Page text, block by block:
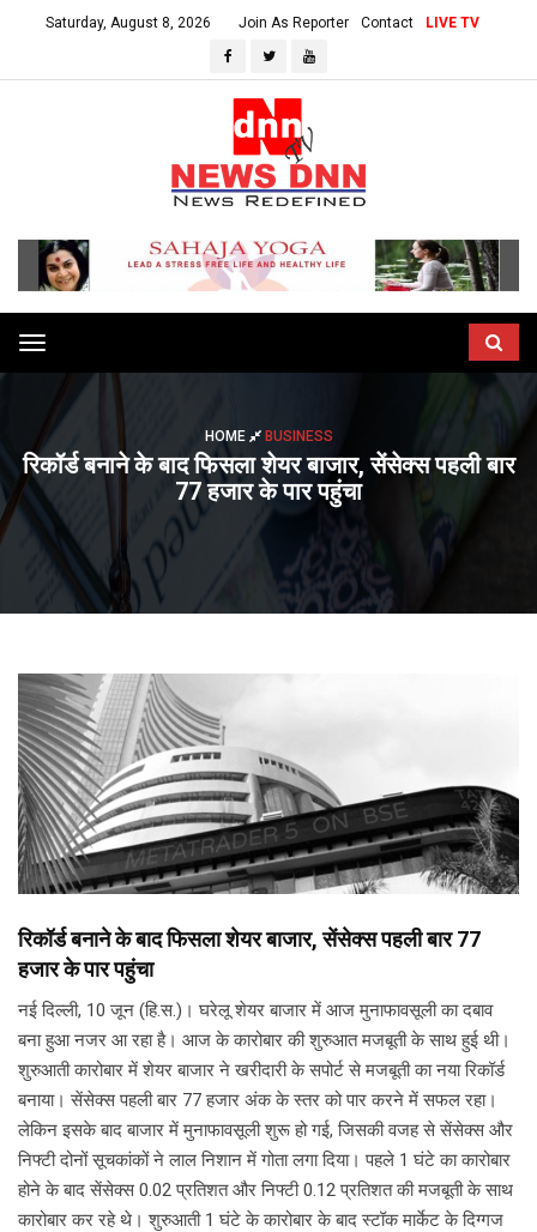
Saturday, August 8, 2026 Join As Reporter Contact LIVE TV
Toggle
navigation
HOME BUSINESS
रिकॉर्ड बनाने के बाद फिसला शेयर बाजार, सेंसेक्स पहली बार
77 हजार के पार पहुंचा
रिकॉर्ड बनाने के बाद फिसला शेयर बाजार, सेंसेक्स पहली बार 77
हजार के पार पहुंचा
नई दिल्ली, 10 जून (हि.स.)। घरेलू शेयर बाजार में आज मुनाफावसूली का दबाव
बना हुआ नजर आ रहा है। आज के कारोबार की शुरुआत मजबूती के साथ हुई थी।
शुरुआती कारोबार में शेयर बाजार ने खरीदारी के सपोर्ट से मजबूती का नया रिकॉर्ड
बनाया। सेंसेक्स पहली बार 77 हजार अंक के स्तर को पार करने में सफल रहा।
लेकिन इसके बाद बाजार में मुनाफावसूली शुरू हो गई, जिसकी वजह से सेंसेक्स और
निफ्टी दोनों सूचकांकों ने लाल निशान में गोता लगा दिया। पहले 1 घंटे का कारोबार
होने के बाद सेंसेक्स 0.02 प्रतिशत और निफ्टी 0.12 प्रतिशत की मजबूती के साथ
कारोबार कर रहे थे। शुरुआती 1 घंटे के कारोबार के बाद स्टॉक मार्केट के दिग्गज